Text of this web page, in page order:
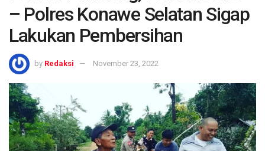
– Polres Konawe Selatan Sigap
Lakukan Pembersihan
by Redaksi November 23, 2022